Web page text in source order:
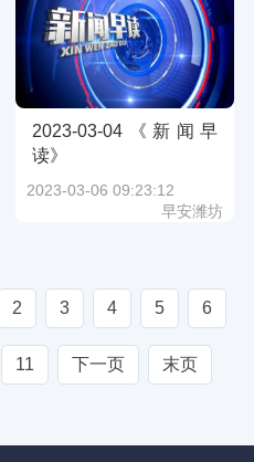
2023-03-04《新闻早
读》
2023-03-06 09:23:12
早安潍坊
2 3 4 5 6
11 下一页 末页